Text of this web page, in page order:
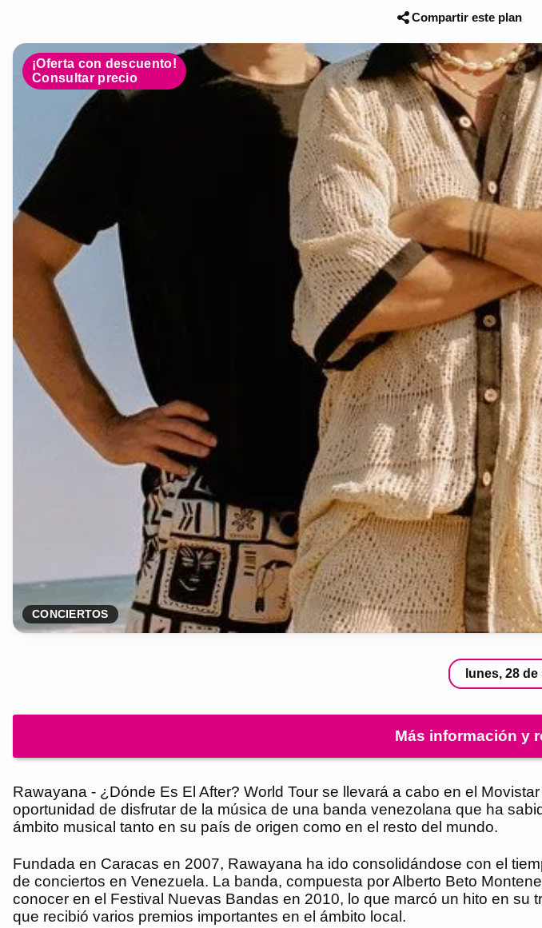
Compartir este plan
¡Oferta con descuento!
Consultar precio
CONCIERTOS
lunes, 28
Más información y
Rawayana - ¿Dónde Es El After? World Tour se llevará a cabo en el
oportunidad de disfrutar de la música de una banda venezolana que ha
ámbito musical tanto en su país de origen como en el resto del mundo.
Fundada en Caracas en 2007, Rawayana ha ido consolidándose con el
de conciertos en Venezuela. La banda, compuesta por Alberto Beto
conocer en el Festival Nuevas Bandas en 2010, lo que marcó un hito en
que recibió varios premios importantes en el ámbito local.